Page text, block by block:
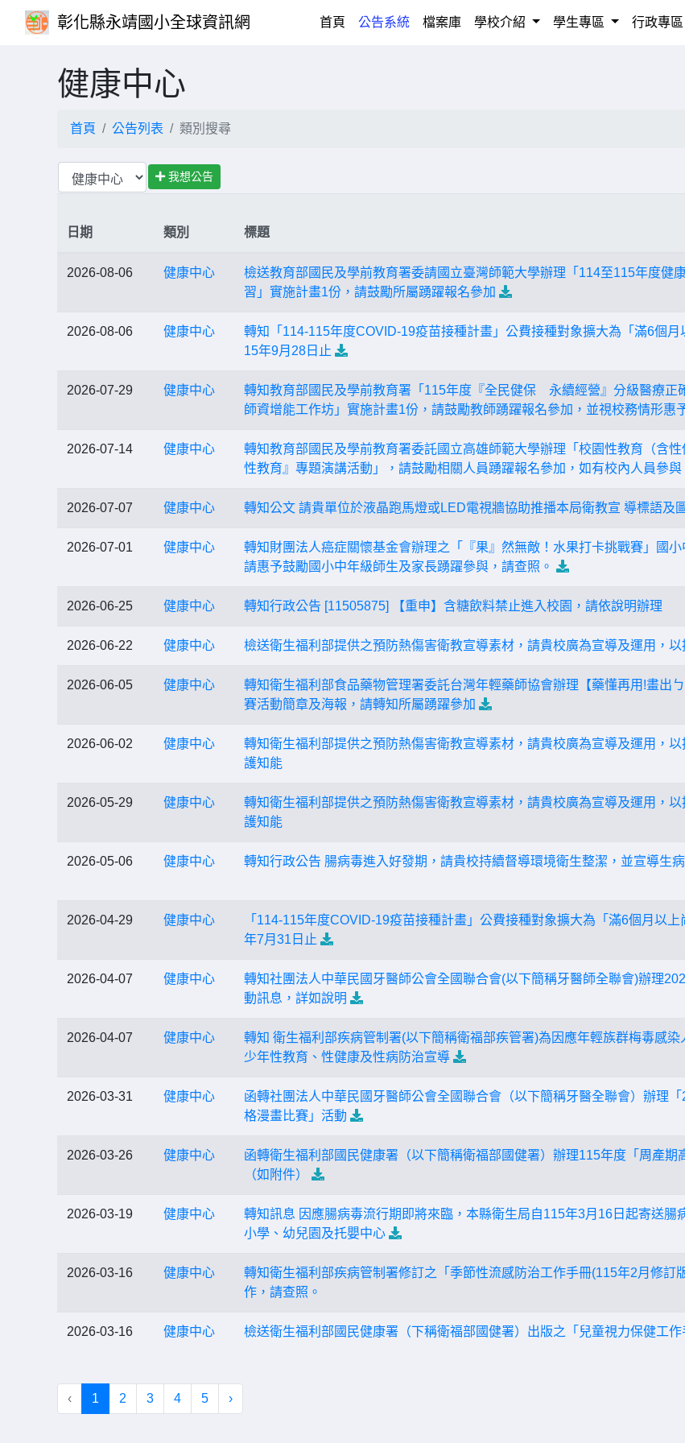
彰化縣永靖國小全球資訊網 首頁 (current)
公告系統 檔案庫 學校介紹 學生專區 行政專區
健康中心
首頁 公告列表 類別搜尋
我想公告
日期 類別 標題
2026-08-06 健康中心
檢送教育部國民及學前教育署委請國立臺灣師範大學辦理「114至115年度健
習」實施計畫1份，請鼓勵所屬踴躍報名參加
2026-08-06 健康中心
轉知「114-115年度COVID-19疫苗接種計畫」公費接種對象擴大為「滿6個
15年9月28日止
2026-07-29 健康中心
轉知教育部國民及學前教育署「115年度『全民健保 永續經營』分級醫療正
師資增能工作坊」實施計畫1份，請鼓勵教師踴躍報名參加，並視校務情形惠
2026-07-14 健康中心
轉知教育部國民及學前教育署委託國立高雄師範大學辦理「校園性教育（含
性教育』專題演講活動」，請鼓勵相關人員踴躍報名參加，如有校內人員參
2026-07-07 健康中心 轉知公文 請貴單位於液晶跑馬燈或LED電視牆協助推播本局衛教宣 導標語及
2026-07-01 健康中心
轉知財團法人癌症關懷基金會辦理之「『果』然無敵！水果打卡挑戰賽」國
請惠予鼓勵國小中年級師生及家長踴躍參與，請查照。
2026-06-25 健康中心 轉知行政公告 [11505875] 【重申】含糖飲料禁止進入校園，請依說明辦理
2026-06-22 健康中心 檢送衛生福利部提供之預防熱傷害衛教宣導素材，請貴校廣為宣導及運用，
2026-06-05 健康中心
轉知衛生福利部食品藥物管理署委託台灣年輕藥師協會辦理【藥懂再用!畫出
賽活動簡章及海報，請轉知所屬踴躍參加
2026-06-02 健康中心
轉知衛生福利部提供之預防熱傷害衛教宣導素材，請貴校廣為宣導及運用，
護知能
2026-05-29 健康中心
轉知衛生福利部提供之預防熱傷害衛教宣導素材，請貴校廣為宣導及運用，
護知能
2026-05-06 健康中心 轉知行政公告 腸病毒進入好發期，請貴校持續督導環境衛生整潔，並宣導生
2026-04-29 健康中心
「114-115年度COVID-19疫苗接種計畫」公費接種對象擴大為「滿6個月以
年7月31日止
2026-04-07 健康中心
轉知社團法人中華民國牙醫師公會全國聯合會(以下簡稱牙醫師全聯會)辦理
動訊息，詳如說明
2026-04-07 健康中心
轉知 衛生福利部疾病管制署(以下簡稱衛福部疾管署)為因應年輕族群梅毒感
少年性教育、性健康及性病防治宣導
2026-03-31 健康中心
函轉社團法人中華民國牙醫師公會全國聯合會（以下簡稱牙醫全聯會）辦理
格漫畫比賽」活動
2026-03-26 健康中心
函轉衛生福利部國民健康署（以下簡稱衛福部國健署）辦理115年度「周產
（如附件）
2026-03-19 健康中心
轉知訊息 因應腸病毒流行期即將來臨，本縣衛生局自115年3月16日起寄送腸
小學、幼兒園及托嬰中心
2026-03-16 健康中心
轉知衛生福利部疾病管制署修訂之「季節性流感防治工作手冊(115年2月修訂
作，請查照。
2026-03-16 健康中心 檢送衛生福利部國民健康署（下稱衛福部國健署）出版之「兒童視力保健工
‹ 1 2 3 4 5 ›